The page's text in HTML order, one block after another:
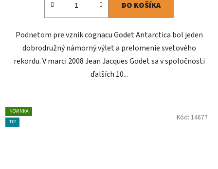
DO KOŠÍKA
Podnetom pre vznik cognacu Godet Antarctica bol jeden
dobrodružný námorný výlet a prelomenie svetového
rekordu. V marci 2008 Jean Jacques Godet sa v spoločnosti
ďalších 10...
NOVINKA
TIP
Kód: 14677